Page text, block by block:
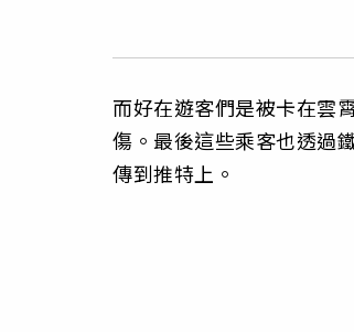
而好在遊客們是被卡在雲
傷。最後這些乘客也透過
傳到推特上。